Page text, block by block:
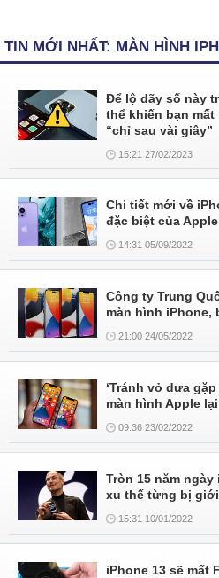
TIN MỚI NHẤT: MÀN HÌNH
Để lộ dãy số này
thể khiến bạn
“chỉ sau vài giây”
15:21 27/02/2023
Chi tiết mới về
đặc biệt của
14:31 05/09/2022
Công ty Trung
màn hình iPhone,
21:00 24/05/2022
‘Tránh vỏ dưa
màn hình Apple
09:36 23/02/2022
Tròn 15 năm ngày
xu thế từng bị
15:31 10/01/2022
iPhone 13 sẽ mất